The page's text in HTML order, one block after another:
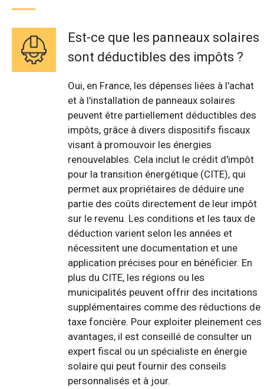
Est-ce que les panneaux solaires
sont déductibles des impôts ?
Oui, en France, les dépenses liées à l'achat
et à l'installation de panneaux solaires
peuvent être partiellement déductibles des
impôts, grâce à divers dispositifs fiscaux
visant à promouvoir les énergies
renouvelables. Cela inclut le crédit d'impôt
pour la transition énergétique (CITE), qui
permet aux propriétaires de déduire une
partie des coûts directement de leur impôt
sur le revenu. Les conditions et les taux de
déduction varient selon les années et
nécessitent une documentation et une
application précises pour en bénéficier. En
plus du CITE, les régions ou les
municipalités peuvent offrir des incitations
supplémentaires comme des réductions de
taxe foncière. Pour exploiter pleinement ces
avantages, il est conseillé de consulter un
expert fiscal ou un spécialiste en énergie
solaire qui peut fournir des conseils
personnalisés et à jour.